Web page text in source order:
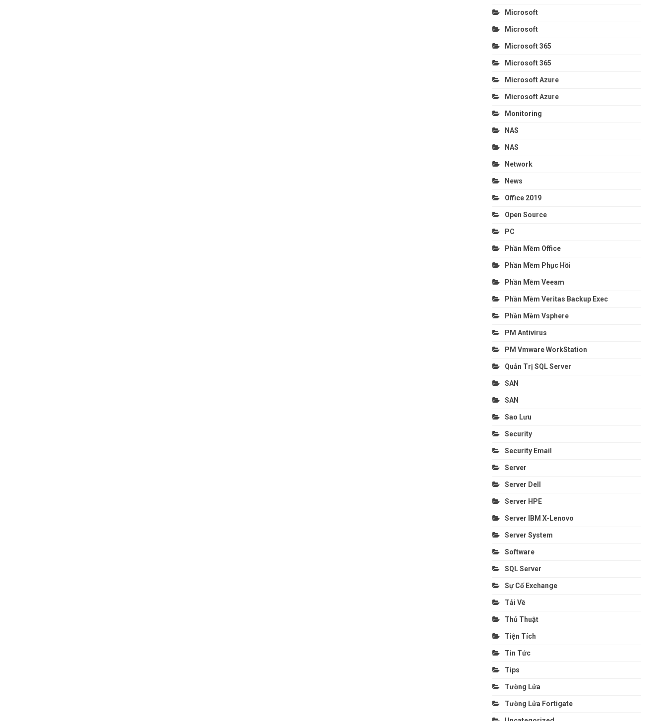
Microsoft
Microsoft
Microsoft 365
Microsoft 365
Microsoft Azure
Microsoft Azure
Monitoring
NAS
NAS
Network
News
Office 2019
Open Source
PC
Phần Mềm Office
Phần Mềm Phục Hồi
Phần Mềm Veeam
Phần Mềm Veritas Backup Exec
Phần Mềm Vsphere
PM Antivirus
PM Vmware WorkStation
Quản Trị SQL Server
SAN
SAN
Sao Lưu
Security
Security Email
Server
Server Dell
Server HPE
Server IBM X-Lenovo
Server System
Software
SQL Server
Sự Cố Exchange
Tải Về
Thủ Thuật
Tiện Tích
Tin Tức
Tips
Tường Lửa
Tường Lửa Fortigate